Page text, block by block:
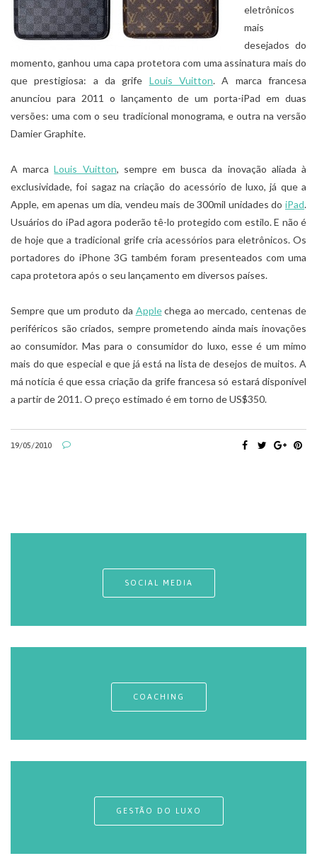
eletrônicos
mais
desejados do
momento, ganhou uma capa protetora com uma assinatura mais do
que prestigiosa: a da grife Louis Vuitton. A marca francesa
anunciou para 2011 o lançamento de um porta-iPad em duas
versões: uma com o seu tradicional monograma, e outra na versão
Damier Graphite.
A marcaLouis Vuitton, sempre em busca da inovação aliada à
exclusividade, foi sagaz na criação do acessório de luxo, já que a
Apple, em apenas um dia, vendeu mais de 300mil unidades do iPad.
Usuários do iPad agora poderão tê-lo protegido com estilo. E não é
de hoje que a tradicional grife cria acessórios para eletrônicos. Os
portadores do iPhone 3G também foram presenteados com uma
capa protetora após o seu lançamento em diversos países.
Sempre que um produto da Applechega ao mercado, centenas de
periféricos são criados, sempre prometendo ainda mais inovações
ao consumidor. Mas para o consumidor do luxo, esse é um mimo
mais do que especial e que já está na lista de desejos de muitos. A
má notícia é que essa criação da grife francesa só estará disponível
a partir de 2011. O preço estimado é em torno de US$350.
19/05/2010
SOCIAL MEDIA
COACHING
GESTÃO DO LUXO